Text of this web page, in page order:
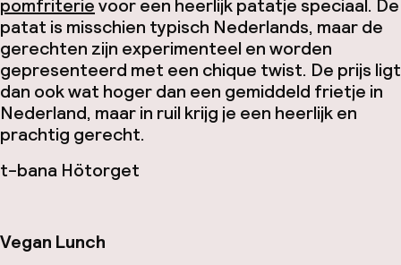
pomfriterievoor een heerlijk patatje speciaal. De
patat is misschien typisch Nederlands, maar de
gerechten zijn experimenteel en worden
gepresenteerd met een chique twist. De prijs ligt
dan ook wat hoger dan een gemiddeld frietje in
Nederland, maar in ruil krijg je een heerlijk en
prachtig gerecht.
t-bana Hötorget
Vegan Lunch